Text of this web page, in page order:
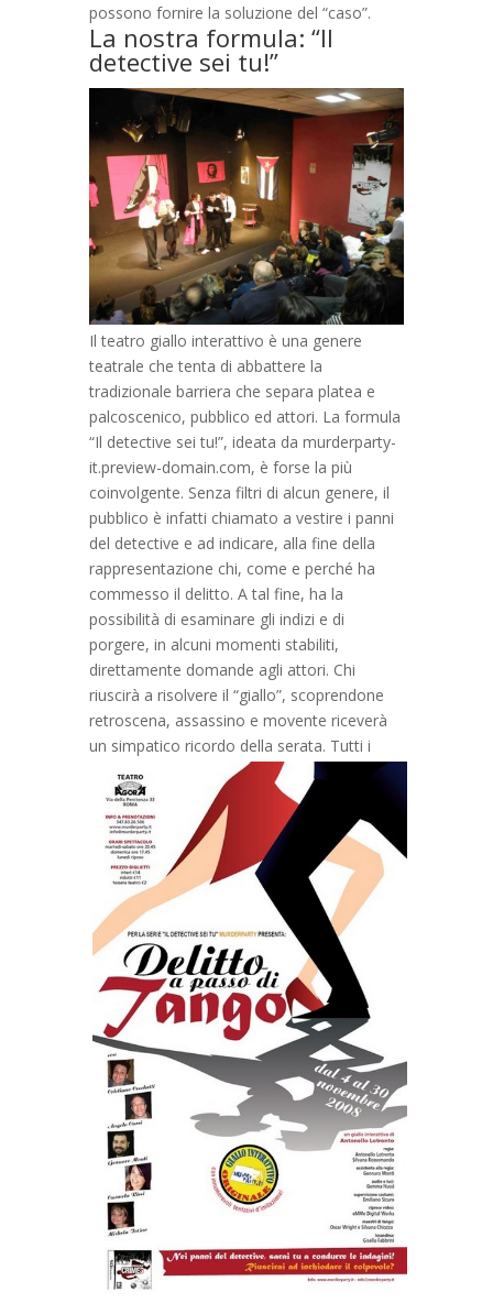
possono fornire la soluzione del “caso”.
La nostra formula: “Il
detective sei tu!”
Il teatro giallo interattivo è una genere
teatrale che tenta di abbattere la
tradizionale barriera che separa platea e
palcoscenico, pubblico ed attori. La formula
“Il detective sei tu!”, ideata da murderparty-
it.preview-domain.com, è forse la più
coinvolgente. Senza filtri di alcun genere, il
pubblico è infatti chiamato a vestire i panni
del detective e ad indicare, alla fine della
rappresentazione chi, come e perché ha
commesso il delitto. A tal fine, ha la
possibilità di esaminare gli indizi e di
porgere, in alcuni momenti stabiliti,
direttamente domande agli attori. Chi
riuscirà a risolvere il “giallo”, scoprendone
retroscena, assassino e movente riceverà
un simpatico ricordo della serata. Tutti i